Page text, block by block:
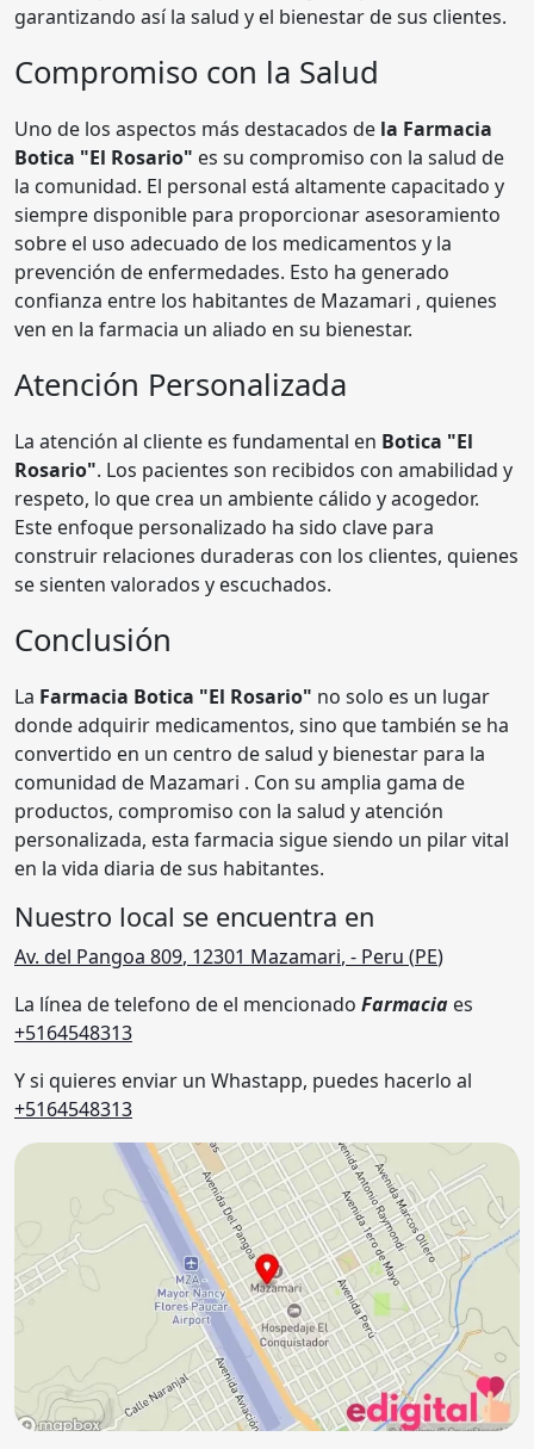
garantizando así la salud y el bienestar de sus clientes.
Compromiso con la Salud
Uno de los aspectos más destacados de la Farmacia
Botica "El Rosario" es su compromiso con la salud de
la comunidad. El personal está altamente capacitado y
siempre disponible para proporcionar asesoramiento
sobre el uso adecuado de los medicamentos y la
prevención de enfermedades. Esto ha generado
confianza entre los habitantes de Mazamari , quienes
ven en la farmacia un aliado en su bienestar.
Atención Personalizada
La atención al cliente es fundamental en Botica "El
Rosario". Los pacientes son recibidos con amabilidad y
respeto, lo que crea un ambiente cálido y acogedor.
Este enfoque personalizado ha sido clave para
construir relaciones duraderas con los clientes, quienes
se sienten valorados y escuchados.
Conclusión
La Farmacia Botica "El Rosario" no solo es un lugar
donde adquirir medicamentos, sino que también se ha
convertido en un centro de salud y bienestar para la
comunidad de Mazamari . Con su amplia gama de
productos, compromiso con la salud y atención
personalizada, esta farmacia sigue siendo un pilar vital
en la vida diaria de sus habitantes.
Nuestro local se encuentra en
Av. del Pangoa 809, 12301 Mazamari, - Peru (PE)
La línea de telefono de el mencionado Farmacia es
+5164548313
Y si quieres enviar un Whastapp, puedes hacerlo al
+5164548313